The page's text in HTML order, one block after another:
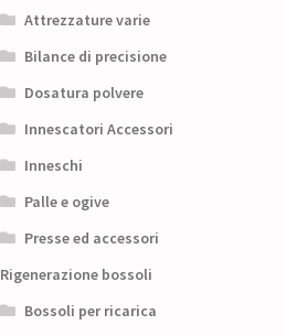
Attrezzature varie
Bilance di precisione
Dosatura polvere
Innescatori Accessori
Inneschi
Palle e ogive
Presse ed accessori
Rigenerazione bossoli
Bossoli per ricarica